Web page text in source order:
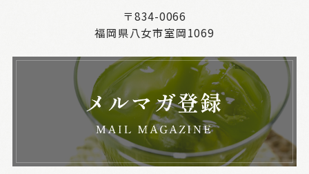
〒834-0066
福岡県八女市室岡1069